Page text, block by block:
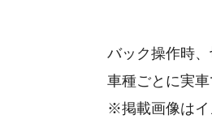
バック操作時
車種ごとに実
※掲載画像はイ